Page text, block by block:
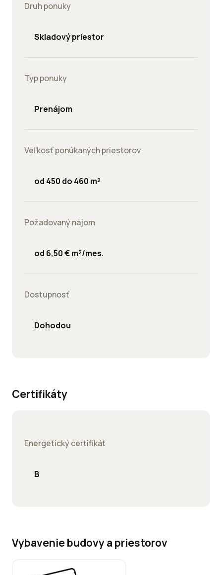
Druh ponuky
Skladový priestor
Typ ponuky
Prenájom
Veľkosť ponúkaných priestorov
od 450 do 460 m²
Požadovaný nájom
od 6,50 € m²/mes.
Dostupnosť
Dohodou
Certifikáty
Energetický certifikát
B
Vybavenie budovy a priestorov